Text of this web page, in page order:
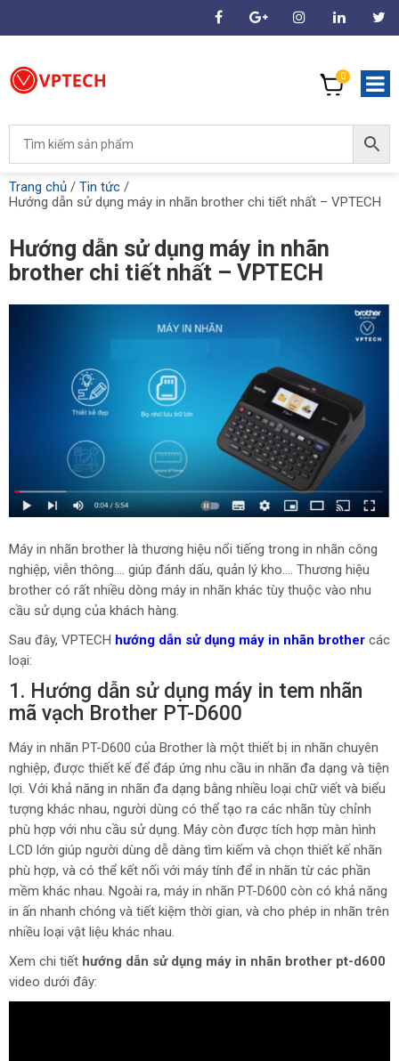
0
Trang chủ / Tin tức /
Hướng dẫn sử dụng máy in nhãn brother chi tiết nhất – VPTECH
Hướng dẫn sử dụng máy in nhãn
brother chi tiết nhất – VPTECH
Máy in nhãn brother là thương hiệu nổi tiếng trong in nhãn công
nghiệp, viễn thông…. giúp đánh dấu, quản lý kho…. Thương hiệu
brother có rất nhiều dòng máy in nhãn khác tùy thuộc vào nhu
cầu sử dụng của khách hàng.
Sau đây, VPTECH hướng dẫn sử dụng máy in nhãn brother các
loại:
1. Hướng dẫn sử dụng máy in tem nhãn
mã vạch Brother PT-D600
Máy in nhãn PT-D600 của Brother là một thiết bị in nhãn chuyên
nghiệp, được thiết kế để đáp ứng nhu cầu in nhãn đa dạng và tiện
lợi. Với khả năng in nhãn đa dạng bằng nhiều loại chữ viết và biểu
tượng khác nhau, người dùng có thể tạo ra các nhãn tùy chỉnh
phù hợp với nhu cầu sử dụng. Máy còn được tích hợp màn hình
LCD lớn giúp người dùng dễ dàng tìm kiếm và chọn thiết kế nhãn
phù hợp, và có thể kết nối với máy tính để in nhãn từ các phần
mềm khác nhau. Ngoài ra, máy in nhãn PT-D600 còn có khả năng
in ấn nhanh chóng và tiết kiệm thời gian, và cho phép in nhãn trên
nhiều loại vật liệu khác nhau.
Xem chi tiết hướng dẫn sử dụng máy in nhãn brother pt-d600
video dưới đây: